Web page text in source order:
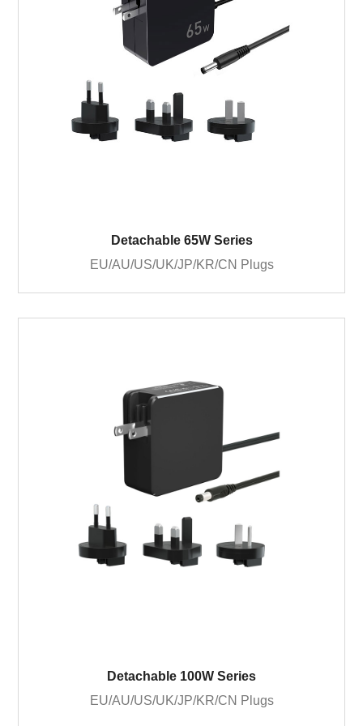
Detachable 65W Series
EU/AU/US/UK/JP/KR/CN Plugs
Detachable 100W Series
EU/AU/US/UK/JP/KR/CN Plugs